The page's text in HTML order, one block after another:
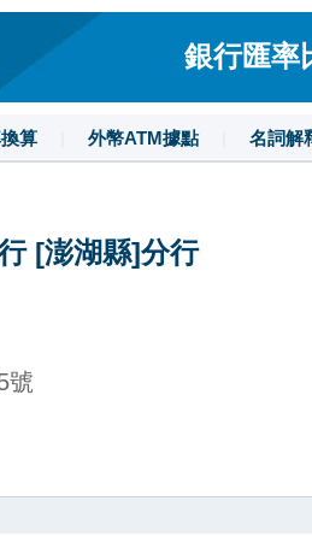
銀行匯率
算 外幣ATM據點 名詞解
[澎湖縣]分行
號